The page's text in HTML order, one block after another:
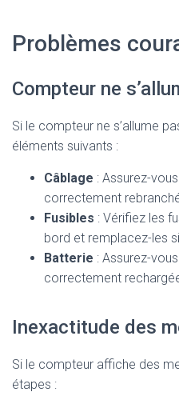
Problèmes
Compteur ne
Si le compteur ne s’allume
éléments suivants :
Câblage : Assurez-
correctement
Fusibles : Vérifiez les
bord et remplacez-les
Batterie : Assurez-
correctement
Inexactitude des
Si le compteur affiche des
étapes :